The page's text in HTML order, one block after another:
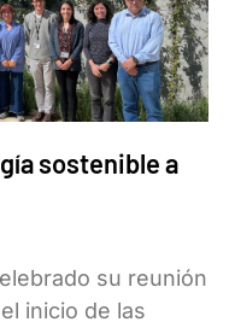
sostenible a
su reunión
inicio de las